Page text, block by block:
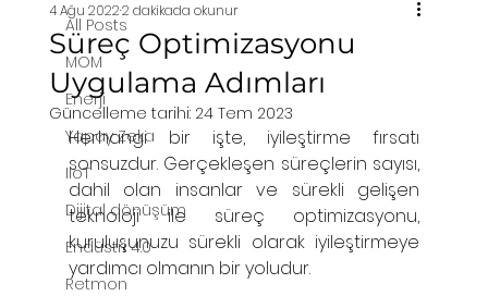
All Posts
MOM
Enerji
Yapay Zeka
IIoT
Dijital dönüşüm
Endüstri 4.0
Retmon
Süreç Optimizasyonu
Uygulama Adımları
4 Ağu 20222 dakikada okunur
Güncelleme tarihi: 24 Tem 2023
Herhangi bir işte, iyileştirme fırsatı
sonsuzdur. Gerçekleşen süreçlerin sayısı,
dahil olan insanlar ve sürekli gelişen
teknoloji ile süreç optimizasyonu,
kuruluşunuzu sürekli olarak iyileştirmeye
yardımcı olmanın bir yoludur.